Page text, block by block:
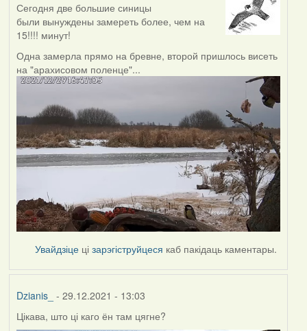
Сегодня две большие синицы
были вынуждены замереть более, чем на
15!!!! минут!
Одна замерла прямо на бревне, второй пришлось висеть
на "арахисовом поленце"...
Увайдзіце цізарэгіструйцеся каб пакідаць каментары.
Dzianis_ - 29.12.2021 - 13:03
Цікава, што ці каго ён там цягне?